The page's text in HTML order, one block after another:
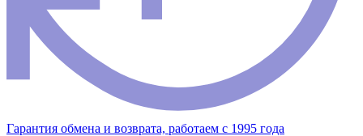
Гарантия обмена и возврата, работаем с 1995 года